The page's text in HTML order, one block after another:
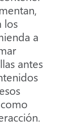
los
a
antes